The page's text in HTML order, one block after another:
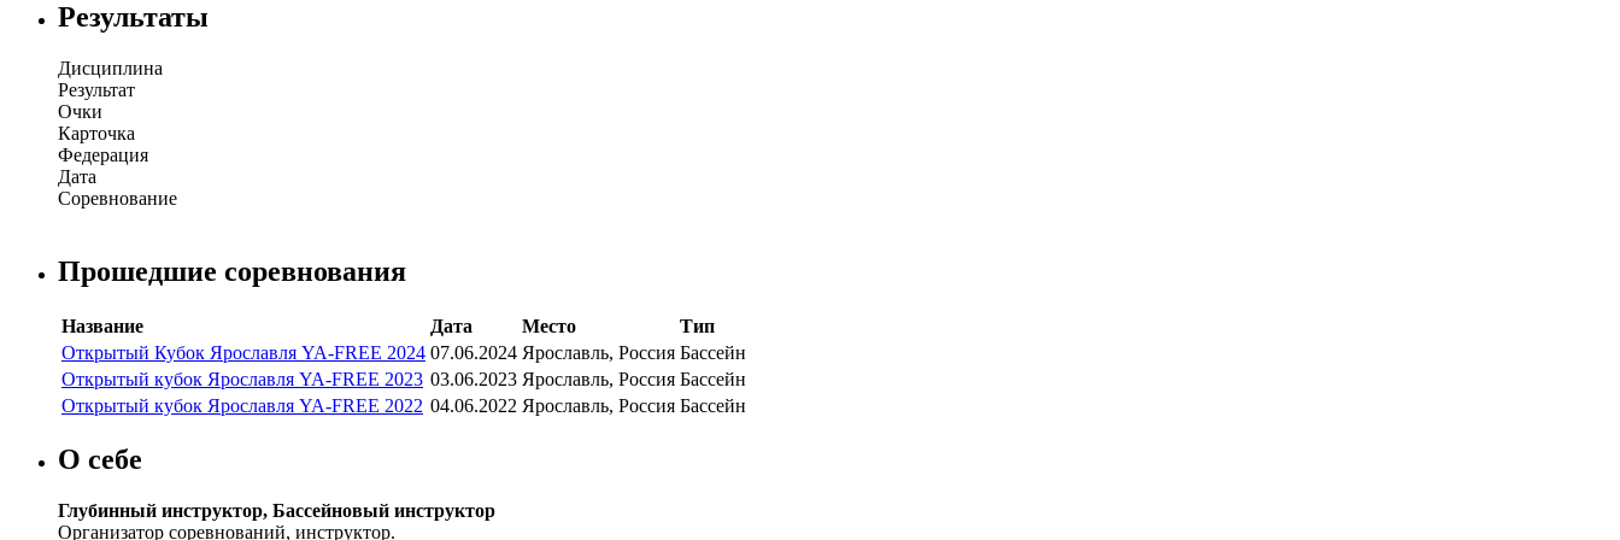
Результаты
Дисциплина
Результат
Очки
Карточка
Федерация
Дата
Соревнование
Прошедшие соревнования
Название Дата Место
Тип
Открытый Кубок Ярославля YA-FREE 2024 07.06.2024 Ярославль, Россия Бассейн
Открытый кубок Ярославля YA-FREE 2023 03.06.2023 Ярославль, Россия Бассейн
Открытый кубок Ярославля YA-FREE 2022 04.06.2022 Ярославль, Россия Бассейн
О себе
Глубинный инструктор, Бассейновый инструктор
Организатор соревнований, инструктор.